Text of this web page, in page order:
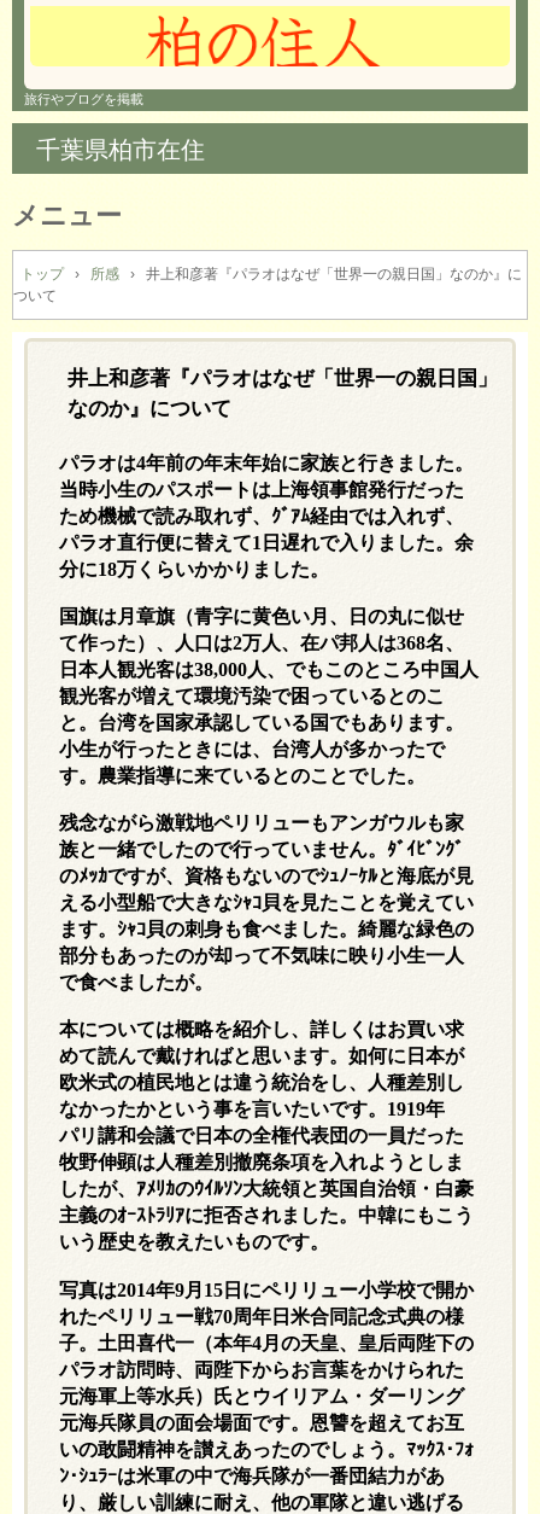
旅行やブログを掲載
千葉県柏市在住
メニュー
コ
ン
テ
ン
ツ
トップ › 所感 ›
井上和彦著『パラオはなぜ「世界一の親日国」なのか』に
ついて
井上和彦著『パラオはなぜ「世界一の親日国」
なのか』について
パラオは4年前の年末年始に家族と行きました。
当時小生のパスポートは上海領事館発行だった
ため機械で読み取れず、ｸﾞｱﾑ経由では入れず、
パラオ直行便に替えて1 日遅れで入りました。余
分に18万くらいかかりました。
国旗は月章旗（青字に黄色い月、日の丸に似せ
て作った）、人口は2万人、在パ邦人は368名、
日本人観光客は38,000人、でもこのところ中国人
観光客が増えて環境汚染で困っているとのこ
と。台湾を国家承認している国でもあります。
小生が行ったときには、台湾人が多かったで
す。農業指導に来ているとのことでした。
残念ながら激戦地ペリリューもアンガウルも家
族と一緒でしたので行っていません。ﾀﾞｲﾋﾞﾝｸﾞ
のﾒｯｶですが、資格もないのでｼｭﾉｰｹﾙと海底が見
える小型船で大きなｼｬｺ貝を見たことを覚えてい
ます。ｼｬｺ貝の刺身も食べました。綺麗な緑色の
部分もあったのが却って不気味に映り小生一人
で食べましたが。
本については概略を紹介し、詳しくはお買い求
めて読んで戴ければと思います。如何に日本が
欧米式の植民地とは違う統治をし、人種差別し
なかったかという事を言いたいです。 1919年
パリ講和会議で日本の全権代表団の一員だった
牧野伸顕は人種差別撤廃条項を入れようとしま
したが、ｱﾒﾘｶのｳｲﾙｿﾝ大統領と英国自治領・白豪
主義のｵｰｽﾄﾗﾘｱに拒否されました。中韓にもこう
いう歴史を教えたいものです。
写真は2014年9月 15日にペリリュー小学校で開か
れたペリリュー戦70周年日米合同記念式典の様
子。土田喜代一（本年4月の天皇、皇后両陛下の
パラオ訪問時、両陛下からお言葉をかけられた
元海軍上等水兵）氏とウイリアム・ダーリング
元海兵隊員の面会場面です。恩讐を超えてお互
いの敢闘精神を讃えあったのでしょう。ﾏｯｸｽ･ﾌｫ
ﾝ･ｼｭﾗｰは米軍の中で海兵隊が一番団結力があ
り、厳しい訓練に耐え、他の軍隊と違い逃げる